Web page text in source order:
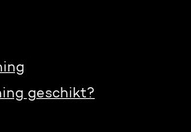
geschikt?